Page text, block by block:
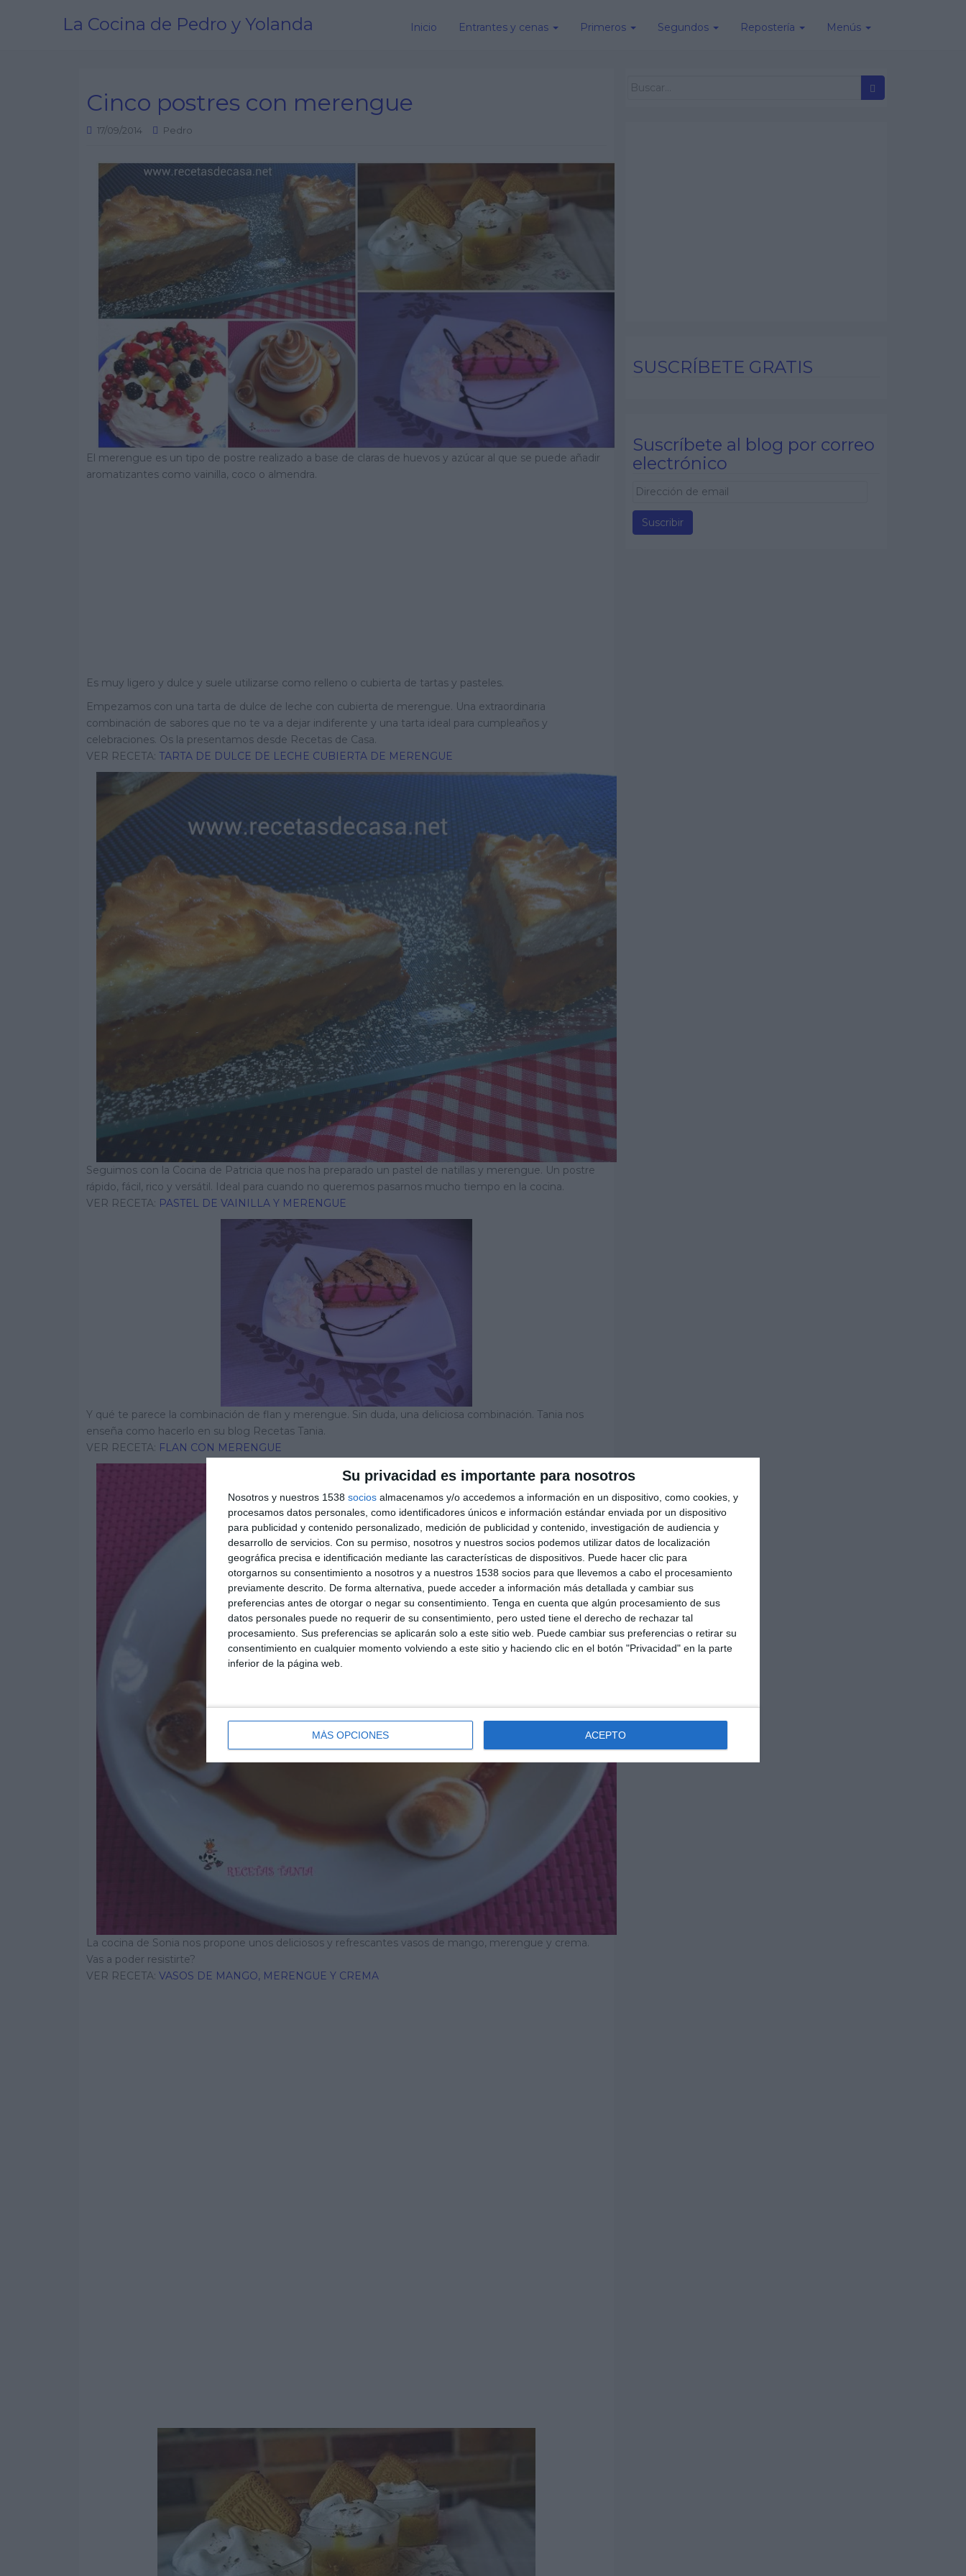
Su privacidad es importante para nosotros
Nosotros y nuestros 1538 socios almacenamos y/o accedemos a información en un dispositivo, como cookies, y
procesamos datos personales, como identificadores únicos e información estándar enviada por un dispositivo
para publicidad y contenido personalizado, medición de publicidad y contenido, investigación de audiencia y
desarrollo de servicios. Con su permiso, nosotros y nuestros socios podemos utilizar datos de localización
geográfica precisa e identificación mediante las características de dispositivos. Puede hacer clic para
otorgarnos su consentimiento a nosotros y a nuestros 1538 socios para que llevemos a cabo el procesamiento
previamente descrito. De forma alternativa, puede acceder a información más detallada y cambiar sus
preferencias antes de otorgar o negar su consentimiento. Tenga en cuenta que algún procesamiento de sus
datos personales puede no requerir de su consentimiento, pero usted tiene el derecho de rechazar tal
procesamiento. Sus preferencias se aplicarán solo a este sitio web. Puede cambiar sus preferencias o retirar su
consentimiento en cualquier momento volviendo a este sitio y haciendo clic en el botón "Privacidad" en la parte
inferior de la página web.
MÁS OPCIONES ACEPTO
La Cocina de Pedro y Yolanda Inicio Entrantes y cenas Primeros Segundos Repostería Menús
Cinco postres con merengue
17/09/2014 Pedro
El merengue es un tipo de postre realizado a base de claras de huevos y azúcar al que se puede añadir
aromatizantes como vainilla, coco o almendra.
Es muy ligero y dulce y suele utilizarse como relleno o cubierta de tartas y pasteles.
Empezamos con una tarta de dulce de leche con cubierta de merengue. Una extraordinaria
combinación de sabores que no te va a dejar indiferente y una tarta ideal para cumpleaños y
celebraciones. Os la presentamos desde Recetas de Casa.
VER RECETA: TARTA DE DULCE DE LECHE CUBIERTA DE MERENGUE
Seguimos con la Cocina de Patricia que nos ha preparado un pastel de natillas y merengue. Un postre
rápido, fácil, rico y versátil. Ideal para cuando no queremos pasarnos mucho tiempo en la cocina.
VER RECETA: PASTEL DE VAINILLA Y MERENGUE
Y qué te parece la combinación de flan y merengue. Sin duda, una deliciosa combinación. Tania nos
enseña como hacerlo en su blog Recetas Tania.
VER RECETA: FLAN CON MERENGUE
La cocina de Sonia nos propone unos deliciosos y refrescantes vasos de mango, merengue y crema.
Vas a poder resistirte?
VER RECETA: VASOS DE MANGO, MERENGUE Y CREMA
SUSCRÍBETE GRATIS
Suscríbete al blog por correo
electrónico
D
e